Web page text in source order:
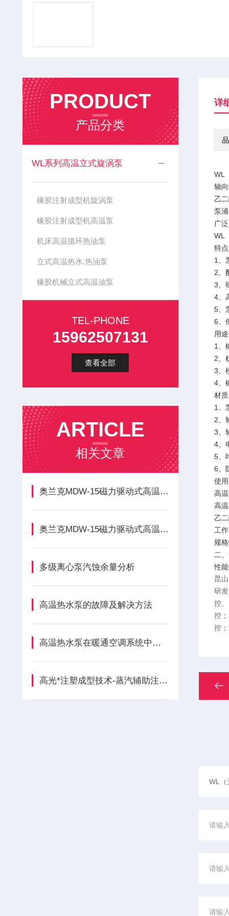
PRODUCT
产品分类
WL系列高温立式旋涡泵
橡胶注射成型机旋涡泵
橡胶注射成型机高温泵
机床高温循环热油泵
立式高温热水.热油泵
橡胶机械立式高温油泵
TEL-PHONE
15962507131
查看全部
ARTICLE
相关文章
奥兰克MDW-15磁力驱动式高温350度旋涡泵的正确安装方法分享
奥兰克MDW-15磁力驱动式高温350度旋涡泵各组成部件的功能特点
多级离心泵汽蚀余量分析
高温热水泵的故障及解决方法
高温热水泵在暖通空调系统中的应用
高光*注塑成型技术-蒸汽辅助注塑技术原理
详
WL
轴
乙
泵
广
WL
特
1、
2、
3、
4、
5、
6、
用
1、
2、
3、
4、
材
1、
2、
3、
4、
5、
6、
使
高
高
乙
工
规
二
性
昆
研
控
控
控